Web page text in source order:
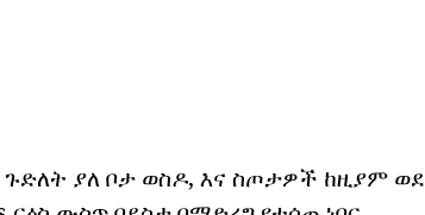
ያለ ቦታ ወስዶ, እና ስጦታዎች ከዚያም ወደ